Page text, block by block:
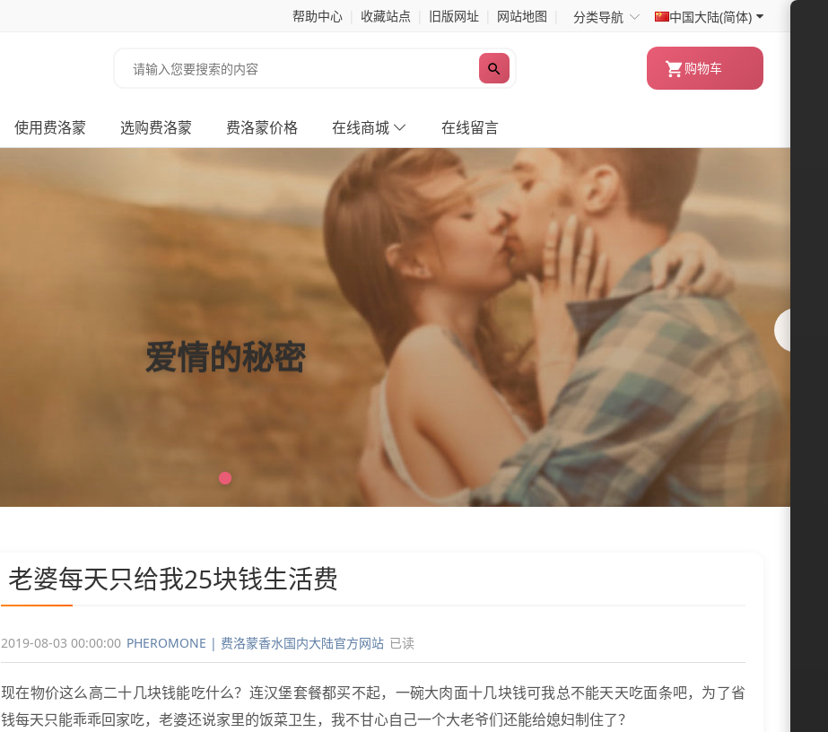
中国大陆(简体)
帮助中心 收藏站点 旧版网址 网站地图 ◇
分类导航
购物车
使用费洛蒙 选购费洛蒙 费洛蒙价格 在线商城 在线留言
爱情的秘密
老婆每天只给我25块钱生活费
2019-08-03 00:00:00 PHEROMONE | 费洛蒙香水国内大陆官方网站 已读
现在物价这么高二十几块钱能吃什么？连汉堡套餐都买不起，一碗大肉面十几块钱可我总不能天天吃面条吧，为了省
钱每天只能乖乖回家吃，老婆还说家里的饭菜卫生，我不甘心自己一个大老爷们还能给媳妇制住了？